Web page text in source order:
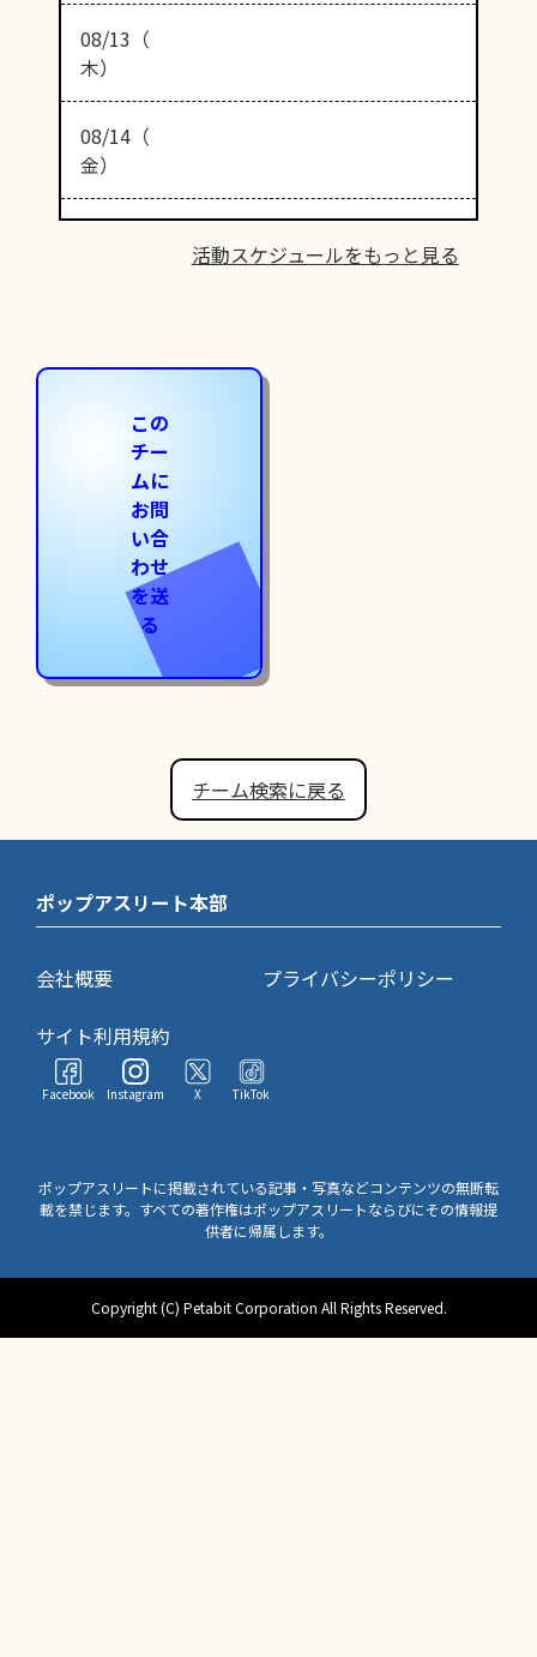
08/13（
木）
08/14（
金）
活動スケジュールをもっと見る
この
チー
ムに
お問
い合
わせ
を送
る
チーム検索に戻る
ポップアスリート本部
会社概要
プライバシーポリシー
サイト利用規約
Facebook Instagram X TikTok
ポップアスリートに掲載されている記事・写真などコンテンツの無断転
載を禁じます。すべての著作権はポップアスリートならびにその情報提
供者に帰属します。
Copyright (C) Petabit Corporation All Rights Reserved.